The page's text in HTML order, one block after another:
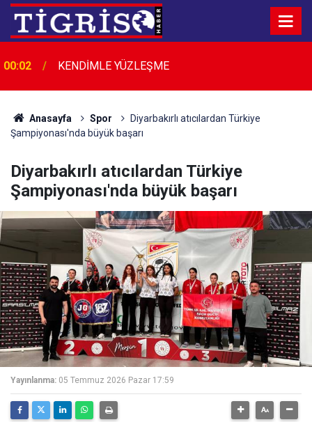
00:01
Bir Köfteci, Bir Gariban Dostu, Bir Diyarbakır
Efsanesi: Fikri Kalaylı
Anasayfa Spor
Diyarbakırlı atıcılardan Türkiye
Şampiyonası'nda büyük başarı
Diyarbakırlı atıcılardan Türkiye
Şampiyonası'nda büyük başarı
Yayınlanma: 05 Temmuz 2026 Pazar 17:59